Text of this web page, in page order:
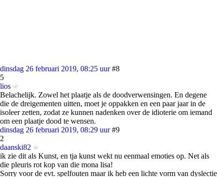
dinsdag 26 februari 2019, 08:25 uur #8
5
lios
Belachelijk. Zowel het plaatje als de doodverwensingen. En degene
die de dreigementen uitten, moet je oppakken en een paar jaar in de
isoleer zetten, zodat ze kunnen nadenken over de idioterie om iemand
om een plaatje dood te wensen.
dinsdag 26 februari 2019, 08:29 uur #9
2
daanski82
ik zie dit als Kunst, en tja kunst wekt nu eenmaal emoties op. Net als
die pleuris rot kop van die mona lisa!
Sorry voor de evt. spelfouten maar ik heb een lichte vorm van dyslectie